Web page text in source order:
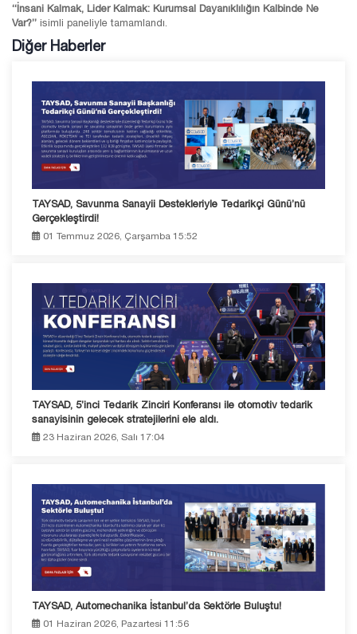
“İnsani Kalmak, Lider Kalmak: Kurumsal Dayanıklılığın Kalbinde Ne
Var?” isimli paneliyle tamamlandı.
Diğer Haberler
TAYSAD, Savunma Sanayii Destekleriyle Tedarikçi Günü’nü
Gerçekleştirdi!
01 Temmuz 2026, Çarşamba 15:52
TAYSAD, 5’inci Tedarik Zinciri Konferansı ile otomotiv tedarik
sanayisinin gelecek stratejilerini ele aldı.
23 Haziran 2026, Salı 17:04
TAYSAD, Automechanika İstanbul’da Sektörle Buluştu!
01 Haziran 2026, Pazartesi 11:56